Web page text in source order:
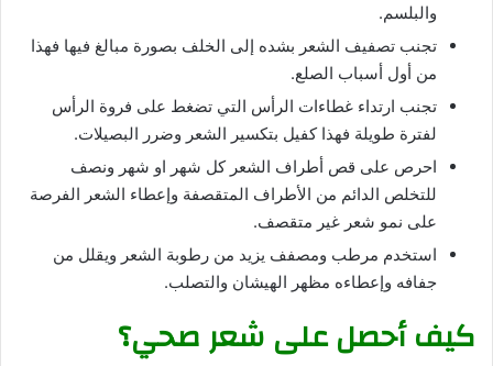
والبلسم.
تجنب تصفيف الشعر بشده إلى الخلف بصورة مبالغ فيها فهذا
من أول أسباب الصلع.
تجنب ارتداء غطاءات الرأس التي تضغط على فروة الرأس
لفترة طويلة فهذا كفيل بتكسير الشعر وضرر البصيلات.
احرص على قص أطراف الشعر كل شهر او شهر ونصف
للتخلص الدائم من الأطراف المتقصفة وإعطاء الشعر الفرصة
على نمو شعر غير متقصف.
استخدم مرطب ومصفف يزيد من رطوبة الشعر ويقلل من
جفافه وإعطاءه مظهر الهيشان والتصلب.
كيف أحصل على شعر صحي؟